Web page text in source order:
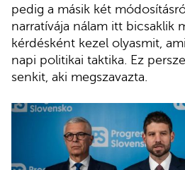
pedig a másik két
narratívája nálam itt bicsaklik
kérdésként kezel olyasmit,
napi politikai taktika. Ez
senkit, aki megszavazta.